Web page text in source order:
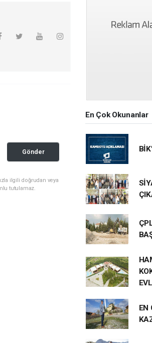
Gönder
ilgili doğrudan veya
tutulamaz.
En Çok Okunanlar
EN